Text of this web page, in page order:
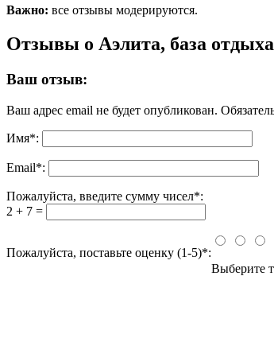
Важно: все отзывы модерируются.
Отзывы о Аэлита, база отдыха
Ваш отзыв:
Ваш адрес email не будет опубликован.
Имя*:
Email*:
Пожалуйста, введите сумму чисел*:
2 + 7 =
Пожалуйста, поставьте оценку (1-5)*:
Выберите